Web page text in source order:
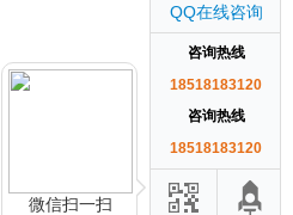
QQ在线咨询
咨询热线
18518183120
咨询热线
18518183120
微信扫一扫